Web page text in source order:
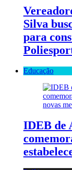
Silva
para
Educação
IDEB de